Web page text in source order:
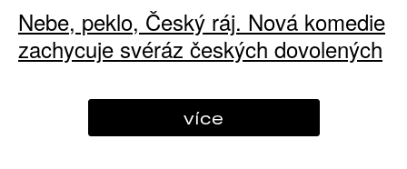
Nebe, peklo, Český ráj. Nová komedie
zachycuje svéráz českých dovolených
více